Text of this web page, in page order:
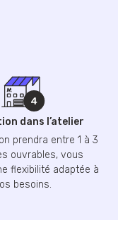
dans l’atelier
prendra entre 1 à 3
ouvrables, vous
flexibilité adaptée à
besoins.